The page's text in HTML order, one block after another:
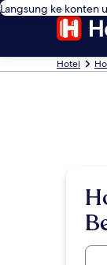
Langsung ke konten
Hotel